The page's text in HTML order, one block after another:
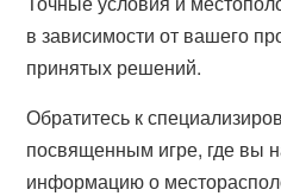
в зависимости от вашего
принятых решений.
Обратитесь к
посвященным игре, где вы
информацию о